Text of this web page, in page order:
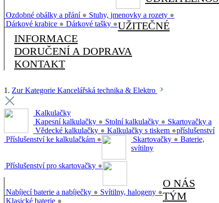
Ozdobné obálky a přání ● Stuhy, jmenovky a rozety ●
Dárkové krabice ● Dárkové tašky ●UŽITEČNÉ
INFORMACE
DORUČENÍ A DOPRAVA
KONTAKT
1. Zur Kategorie Kancelářská technika & Elektro
Kalkulačky
Kapesní kalkulačky ● Stolní kalkulačky ●
Vědecké kalkulačky ● Kalkulačky s tiskem ●
Příslušenství ke kalkulačkám ●
Skartovačky a
příslušenství
Skartovačky ●
Příslušenství pro skartovačky ●
Baterie,
svítilny
Nabíjecí baterie a nabíječky ● Svítilny, halogeny ●
Klasické baterie ●
O NÁS
TÝM